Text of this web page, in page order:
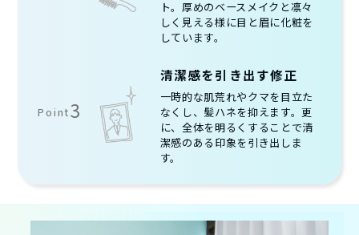
ト。厚めのベースメイクと凛々
しく見える様に目と眉に化粧を
しています。
Point3
清潔感を引き出す修正
一時的な肌荒れやクマを目立た
なくし、髪ハネを抑えます。更
に、全体を明るくすることで清
潔感のある印象を引き出しま
す。